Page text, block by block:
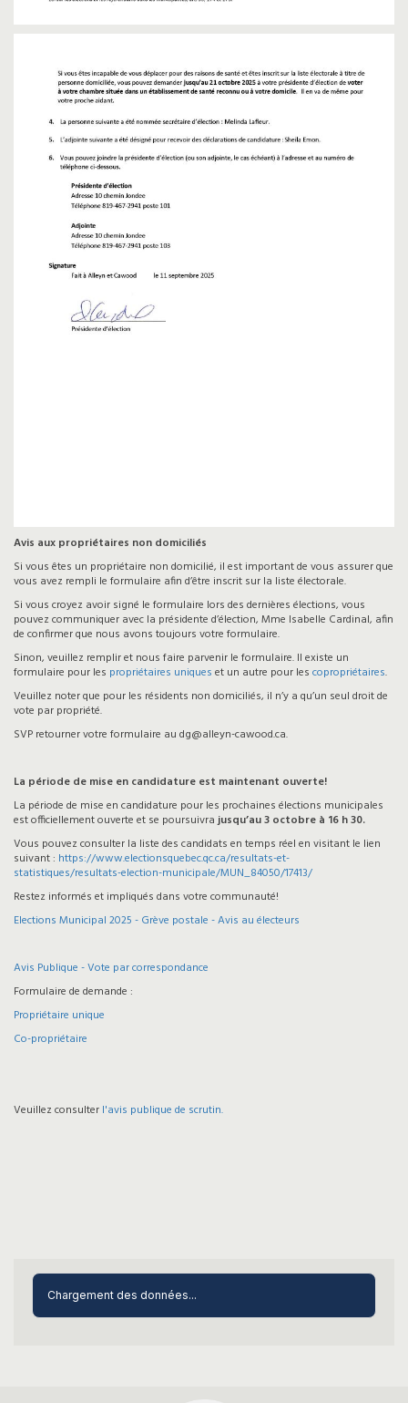
Avis aux propriétaires non domiciliés
Si vous êtes un propriétaire non domicilié, il est important de vous assurer que
vous avez rempli le formulaire afin d’être inscrit sur la liste électorale.
Si vous croyez avoir signé le formulaire lors des dernières élections, vous
pouvez communiquer avec la présidente d’élection, Mme Isabelle Cardinal, afin
de confirmer que nous avons toujours votre formulaire.
Sinon, veuillez remplir et nous faire parvenir le formulaire. Il existe un
formulaire pour les propriétaires uniques et un autre pour les copropriétaires.
Veuillez noter que pour les résidents non domiciliés, il n’y a qu’un seul droit de
vote par propriété.
SVP retourner votre formulaire au dg@alleyn-cawood.ca.
La période de mise en candidature est maintenant ouverte!
La période de mise en candidature pour les prochaines élections municipales
est officiellement ouverte et se poursuivrajusqu’au 3 octobre à 16 h 30.
Vous pouvez consulter la liste des candidats en temps réel en visitant le lien
suivant : https://www.electionsquebec.qc.ca/resultats-et-
statistiques/resultats-election-municipale/MUN_84050/17413/
Restez informés et impliqués dans votre communauté!
Elections Municipal 2025 - Grève postale - Avis au électeurs
Avis Publique - Vote par correspondance
Formulaire de demande :
Propriétaire unique
Co-propriétaire
Veuillez consulter l'avis publique de scrutin.
Chargement des données...